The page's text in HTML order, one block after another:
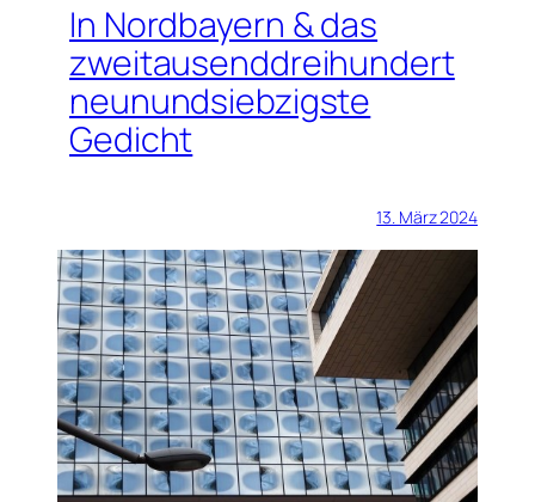
In Nordbayern & das
zweitausenddreihundert
neunundsiebzigste
Gedicht
13. März 2024